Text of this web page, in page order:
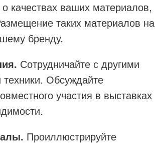
качествах ваших материалов,
таких материалов на
бренду.
Сотрудничайте с другими
техники. Обсуждайте
участия в выставках
Проиллюстрируйте